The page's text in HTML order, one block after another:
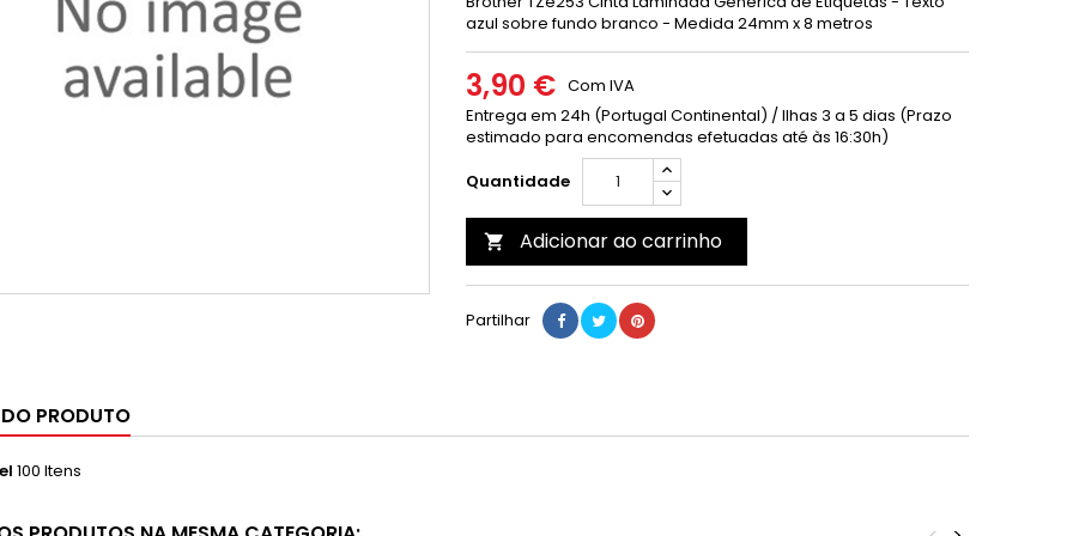
azul sobre fundo branco - Medida 24mm x 8 metros
3,90 € Com IVA
Entrega em 24h (Portugal Continental) / Ilhas 3 a 5 dias (Prazo
estimado para encomendas efetuadas até às 16:30h)
Quantidade
 Adicionar ao carrinho
Partilhar
PRODUTO
100 Itens